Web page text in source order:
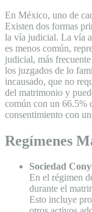
En México, uno de
Existen dos formas
la vía judicial. La vía
es menos común,
judicial, más
los juzgados de lo
incausado, que no
del matrimonio y
común con un 66.5%
consentimiento con
Regímenes
Sociedad
En el régimen
durante el
Esto incluye